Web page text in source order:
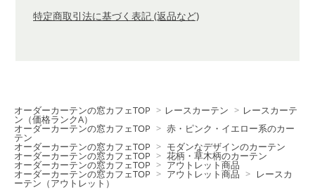
特定商取引法に基づく表記 (返品など)
オーダーカーテンの窓カフェTOP > レースカーテン > レースカーテ
ン（価格ランクA）
オーダーカーテンの窓カフェTOP > 赤・ピンク・イエロー系のカー
テン
オーダーカーテンの窓カフェTOP > モダンなデザインのカーテン
オーダーカーテンの窓カフェTOP > 花柄・草木柄のカーテン
オーダーカーテンの窓カフェTOP > アウトレット商品
オーダーカーテンの窓カフェTOP > アウトレット商品 > レースカ
ーテン（アウトレット）